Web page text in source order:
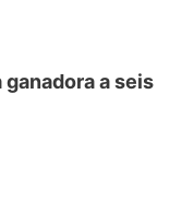
a seis